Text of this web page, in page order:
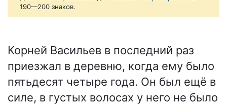
190—200 знаков.
Корней Васильев в последний раз
приезжал в деревню, когда ему было
пятьдесят четыре года. Он был ещё в
силе, в густых волосах у него не было